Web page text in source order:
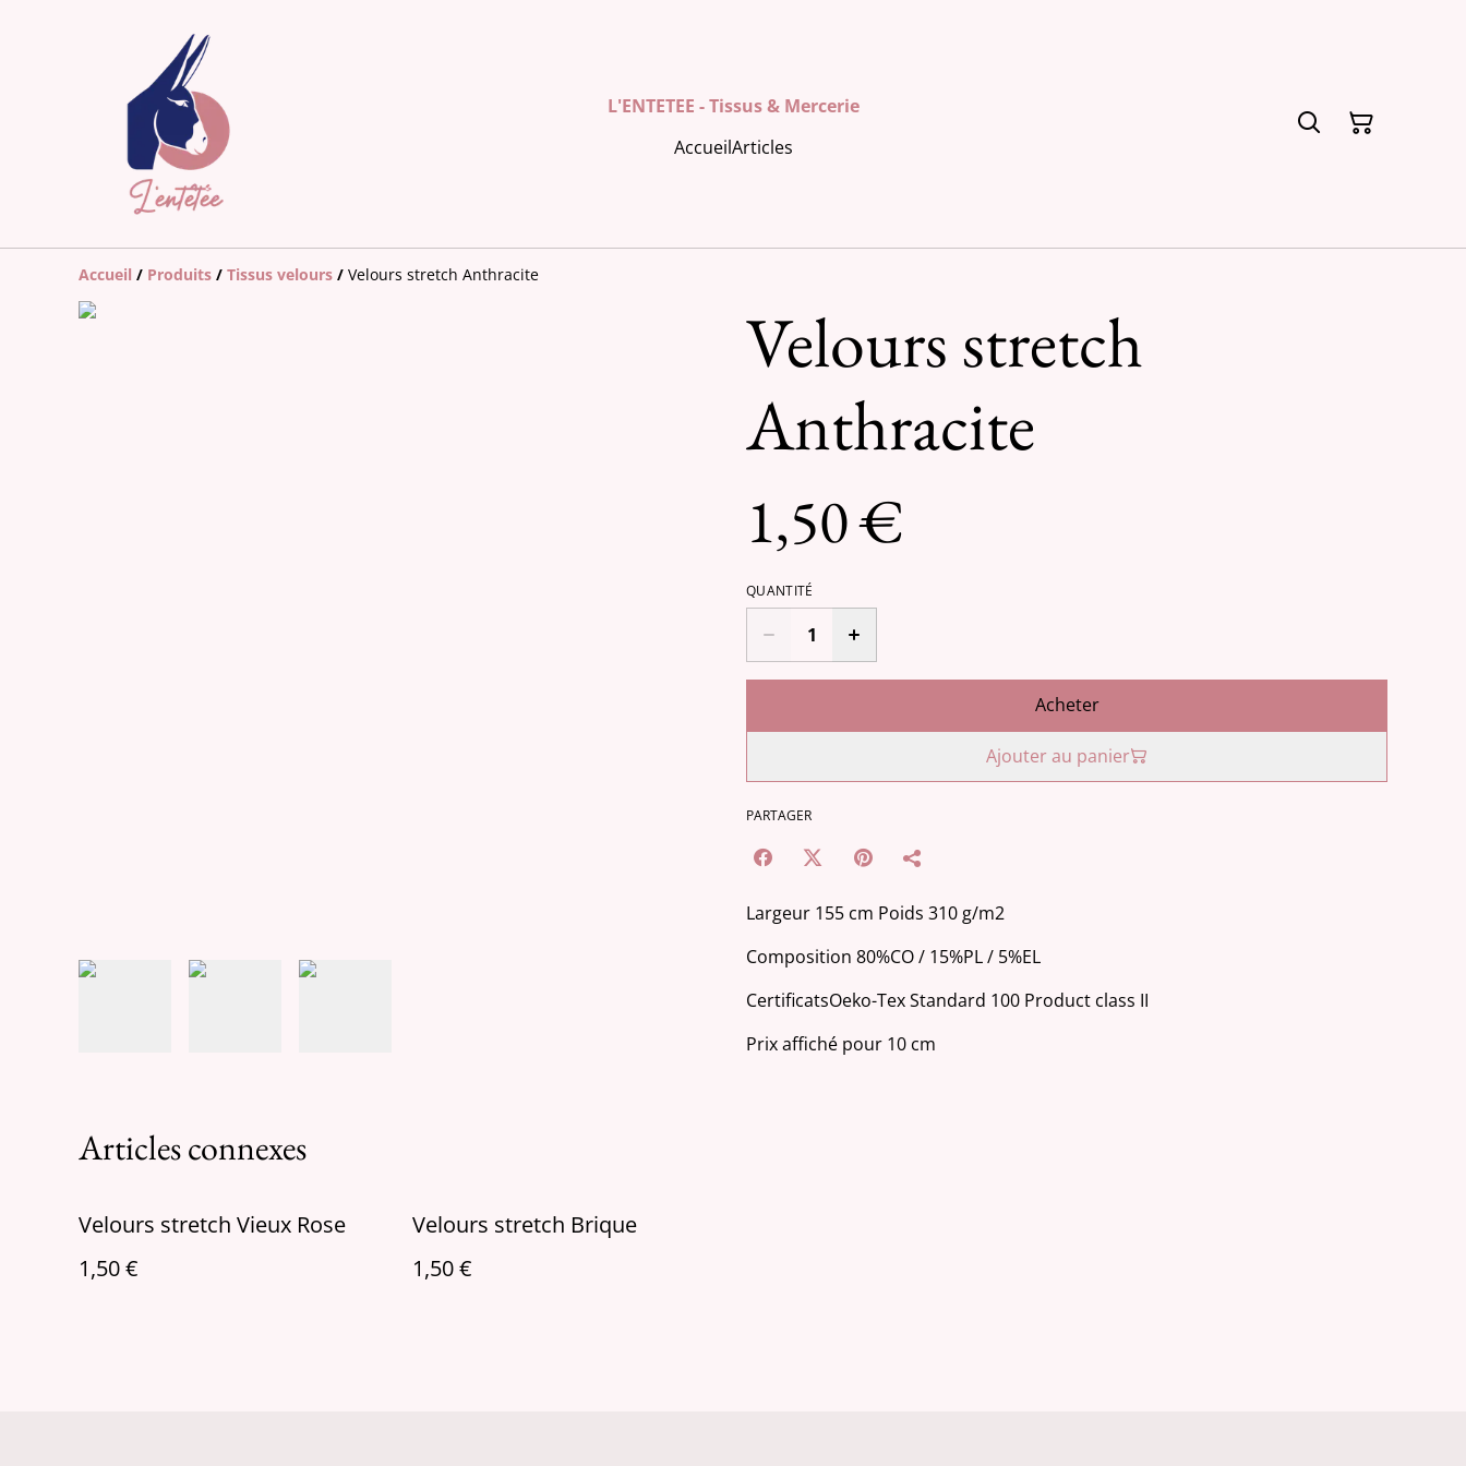
L'ENTETEE - Tissus & Mercerie
AccueilArticles
Accueil / Produits / Tissus velours / Velours stretch Anthracite
Velours stretch
Anthracite
1,50 €
QUANTITÉ
Acheter
Ajouter au panier
PARTAGER
Largeur 155 cm Poids 310 g/m2
Composition 80%CO / 15%PL / 5%EL
CertificatsOeko-Tex Standard 100 Product class II
Prix affiché pour 10 cm
Articles connexes
Velours stretch Vieux Rose
1,50 €
Velours stretch Brique
1,50 €